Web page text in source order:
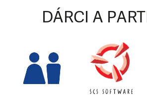
DÁRCI A